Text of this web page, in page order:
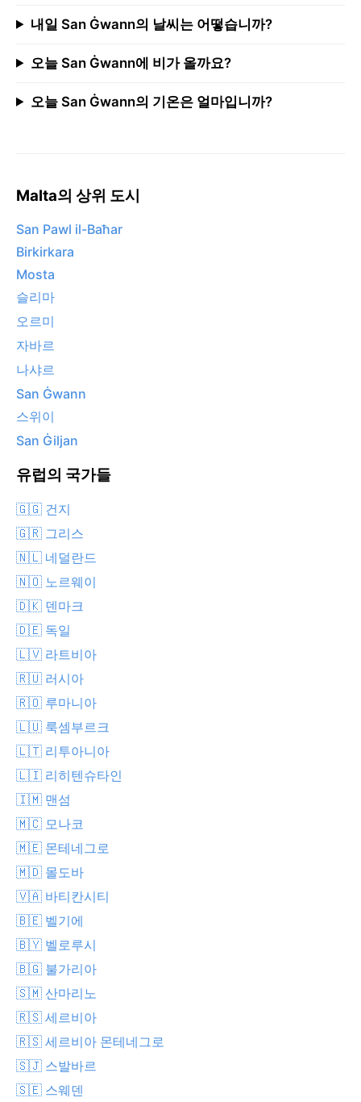
내일 San Ġwann의 날씨는 어떻습니까?
오늘 San Ġwann에 비가 올까요?
오늘 San Ġwann의 기온은 얼마입니까?
Malta의 상위 도시
San Pawl il-Baħar
Birkirkara
Mosta
슬리마
오르미
자바르
나샤르
San Ġwann
스위이
San Ġiljan
유럽의 국가들
🇬🇬 건지
🇬🇷 그리스
🇳🇱 네덜란드
🇳🇴 노르웨이
🇩🇰 덴마크
🇩🇪 독일
🇱🇻 라트비아
🇷🇺 러시아
🇷🇴 루마니아
🇱🇺 룩셈부르크
🇱🇹 리투아니아
🇱🇮 리히텐슈타인
🇮🇲 맨섬
🇲🇨 모나코
🇲🇪 몬테네그로
🇲🇩 몰도바
🇻🇦 바티칸시티
🇧🇪 벨기에
🇧🇾 벨로루시
🇧🇬 불가리아
🇸🇲 산마리노
🇷🇸 세르비아
🇷🇸 세르비아 몬테네그로
🇸🇯 스발바르
🇸🇪 스웨덴